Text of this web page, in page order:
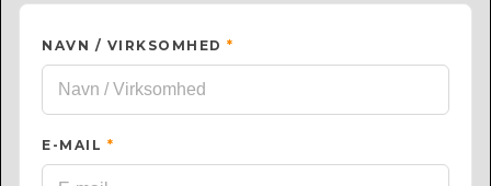
NAVN / VIRKSOMHED *
E-MAIL *